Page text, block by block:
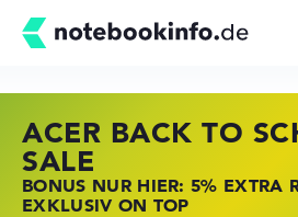
ACER BACK TO
SALE
BONUS NUR HIER: 5% EXTRA
EXKLUSIV ON TOP
HP STORE SSV
JETZT ZUGREIFEN:
KRÄFTIG REDUZIERT
LENOVO LAPTOP
NOTEBOOKS BEI LENOVO
KRÄFTIG REDUZIERT